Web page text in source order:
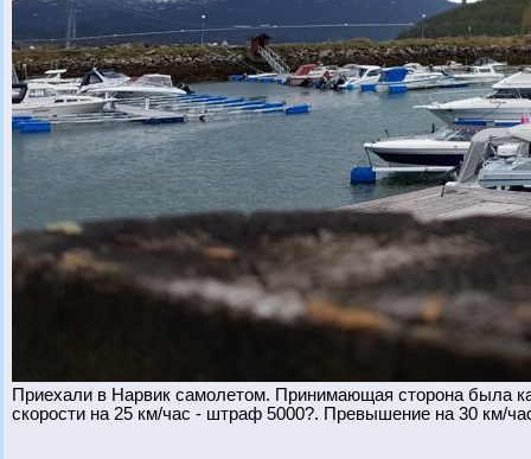
Приехали в Нарвик самолетом. Принимающая сторона была
скорости на 25 км/час - штраф 5000?. Превышение на 30 км/